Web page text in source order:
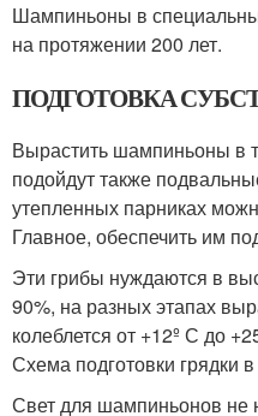
Шампиньоны в
на протяжении 200 лет.
ПОДГОТОВКА
Вырастить шампиньоны в
подойдут также
утепленных парниках
Главное, обеспечить им
Эти грибы нуждаются в
90%, на разных этапах
колеблется от +12º С до
Схема подготовки грядки
Свет для шампиньонов не